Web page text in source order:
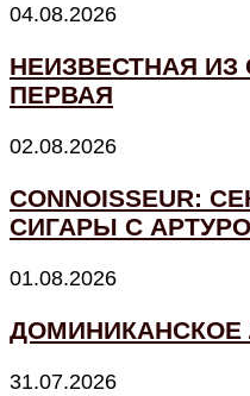
04.08.2026
НЕИЗВЕСТНАЯ
ПЕРВАЯ
02.08.2026
CONNOISSEUR:
СИГАРЫ С
01.08.2026
ДОМИНИКАНСКОЕ
31.07.2026